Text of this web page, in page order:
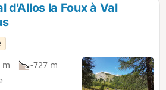
d'Allos la Foux à Val
m
-727 m